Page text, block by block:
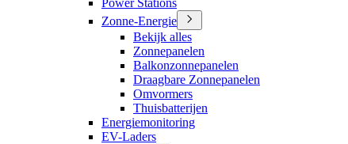
Power Stations
Zonne-Energie
Bekijk alles
Zonnepanelen
Balkonzonnepanelen
Draagbare Zonnepanelen
Omvormers
Thuisbatterijen
Energiemonitoring
EV-Laders